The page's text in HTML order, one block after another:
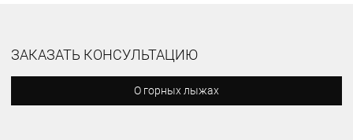
ЗАКАЗАТЬ КОНСУЛЬТАЦИЮ
О горных лыжах